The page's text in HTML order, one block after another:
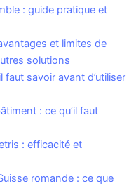
: guide pratique et
et limites de
solutions
faut savoir avant d’utiliser
: ce qu’il faut
: efficacité et
romande : ce que